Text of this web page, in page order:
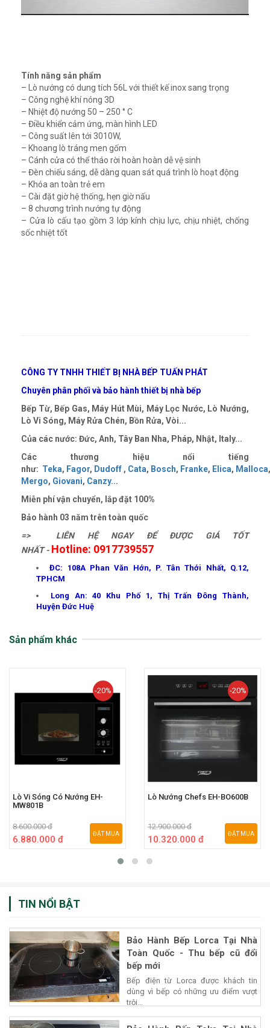
Tính năng sản phẩm
– Lò nướng có dung tích 56L với thiết kế inox sang trọng
– Công nghệ khí nóng 3D
– Nhiệt độ nướng 50 – 250 ° C
– Điều khiển cảm ứng, màn hình LED
– Công suất lên tới 3010W,
– Khoang lò tráng men gốm
– Cánh cửa có thể tháo rời hoàn hoàn dễ vệ sinh
– Đèn chiếu sáng, dễ dàng quan sát quá trình lò hoạt động
– Khóa an toàn trẻ em
– Cài đặt giờ hệ thống, hẹn giờ nấu
– 8 chương trình nướng tự động
– Cửa lò cấu tạo gồm 3 lớp kính chịu lực, chịu nhiệt, chống
sốc nhiệt tốt
CÔNG TY TNHH THIẾT BỊ NHÀ BẾP TUẤN PHÁT
Chuyên phân phối và bảo hành thiết bị nhà bếp
Bếp Từ, Bếp Gas, Máy Hút Mùi, Máy Lọc Nước, Lò Nướng,
Lò Vi Sóng, Máy Rửa Chén, Bồn Rửa, Vòi...
Của các nước: Đức, Anh, Tây Ban Nha, Pháp, Nhật, Italy...
Các thương hiệu nổi tiếng
như: Teka, Fagor, Dudoff , Cata, Bosch, Franke, Elica, Malloca,
Mergo, Giovani, Canzy...
Miễn phí vận chuyển, lắp đặt 100%
Bảo hành 03 năm trên toàn quốc
=> LIÊN HỆ NGAY ĐỂ ĐƯỢC GIÁ TỐT
NHẤT - Hotline: 0917739557
ĐC: 108A Phan Văn Hớn, P. Tân Thới Nhất, Q.12,
TPHCM
Long An: 40 Khu Phố 1, Thị Trấn Đông Thành,
Huyện Đức Huệ
Sản phẩm khác
-20%
Lò Vi Sóng Có Nướng EH-
MW801B
8.600.000 đ
6.880.000 đ
ĐẶT MUA
-20%
Lò Nướng Chefs EH-BO600B
12.900.000 đ
10.320.000 đ
ĐẶT MUA
TIN NỔI BẬT
Bảo Hành Bếp Lorca Tại Nhà
Toàn Quốc - Thu bếp cũ đổi
bếp mới
Bếp điện từ Lorca được khách tin
dùng vì bếp có những ưu điểm vượt
trội...